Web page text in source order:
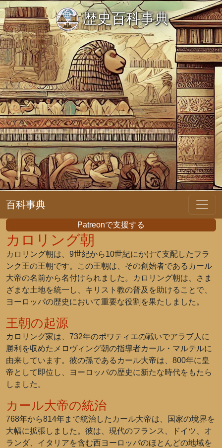
歴史百科事典
百科事典
Patreonで支援する
カロリング朝
カロリング朝は、9世紀から10世紀にかけて支配したフラ
ンク王の王朝です。この王朝は、その創始者であるカール
大帝の名前から名付けられました。カロリング朝は、さま
ざまな土地を統一し、キリスト教の普及を助けることで、
ヨーロッパの歴史において重要な役割を果たしました。
王朝の起源
カロリング家は、732年のポワティエの戦いでアラブ人に
勝利を収めたメロヴィング朝の指導者カール・マルテルに
由来しています。彼の孫であるカール大帝は、800年に皇
帝として即位し、ヨーロッパの歴史に新たな時代をもたら
しました。
カール大帝の統治
768年から814年まで統治したカール大帝は、国家の境界を
大幅に拡張しました。彼は、現代のフランス、ドイツ、オ
ランダ、イタリアを含む西ヨーロッパのほとんどの地域を